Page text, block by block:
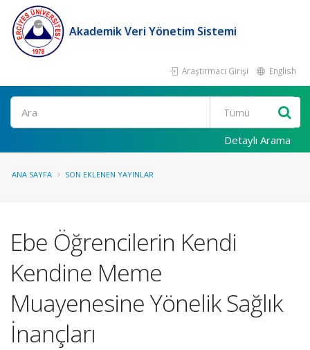
Akademik Veri Yönetim Sistemi
Araştırmacı Girişi English
Ara
Detaylı Arama
ANA SAYFA SON EKLENEN YAYINLAR
Ebe Öğrencilerin Kendi
Kendine Meme
Muayenesine Yönelik Sağlık
İnançları